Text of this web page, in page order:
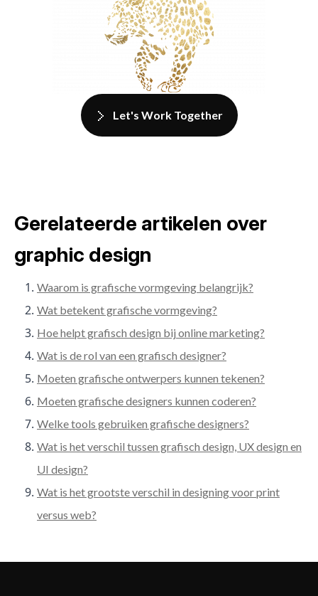
Let's Work Together
Gerelateerde artikelen over
graphic design
Waarom is grafische vormgeving belangrijk?
Wat betekent grafische vormgeving?
Hoe helpt grafisch design bij online marketing?
Wat is de rol van een grafisch designer?
Moeten grafische ontwerpers kunnen tekenen?
Moeten grafische designers kunnen coderen?
Welke tools gebruiken grafische designers?
Wat is het verschil tussen grafisch design, UX design en
UI design?
Wat is het grootste verschil in designing voor print
versus web?